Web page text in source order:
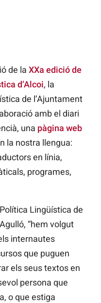
de la XXa edició de
d’Alcoi, la
de l’Ajuntament
amb el diari
una pàgina web
la nostra llengua:
en línia,
programes,
Lingüística de
“hem volgut
internautes
que puguen
els seus textos en
persona que
o que estiga